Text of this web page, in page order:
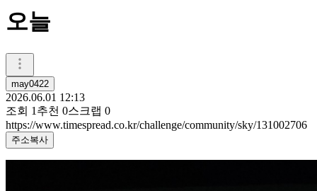
오늘
may0422
2026.06.01 12:13
조회 1 추천 0스크랩 0
https://www.timespread.co.kr/challenge/community/sky/131002706
주소복사